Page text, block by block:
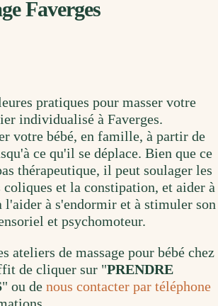
Faverges
pratiques pour masser votre
individualisé à Faverges.
votre bébé, en famille, à partir de
ce qu'il se déplace. Bien que ce
thérapeutique, il peut soulager les
coliques et la constipation, et aider à
l'aider à s'endormir et à stimuler son
et psychomoteur.
ateliers de massage pour bébé chez
de cliquer sur "PRENDRE
" ou de nous contacter par téléphone